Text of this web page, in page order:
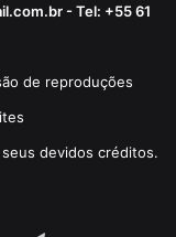
- Tel: +55 61
de reproduções
devidos créditos.